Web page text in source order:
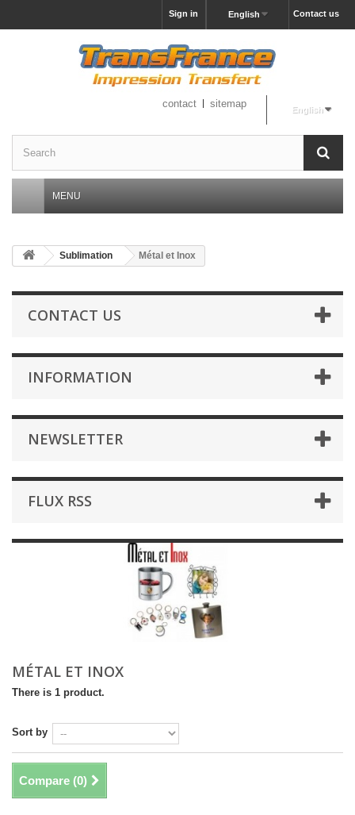
Contact us
English
Sign in
English
contact sitemap
MENU
Sublimation Métal et Inox
CONTACT US
INFORMATION
NEWSLETTER
FLUX RSS
MÉTAL ET INOX
There is 1 product.
Sort by
Compare (0)